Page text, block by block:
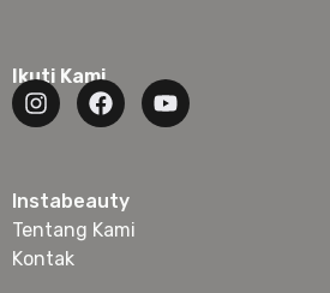
Ikuti Kami
Instabeauty
Tentang Kami
Kontak